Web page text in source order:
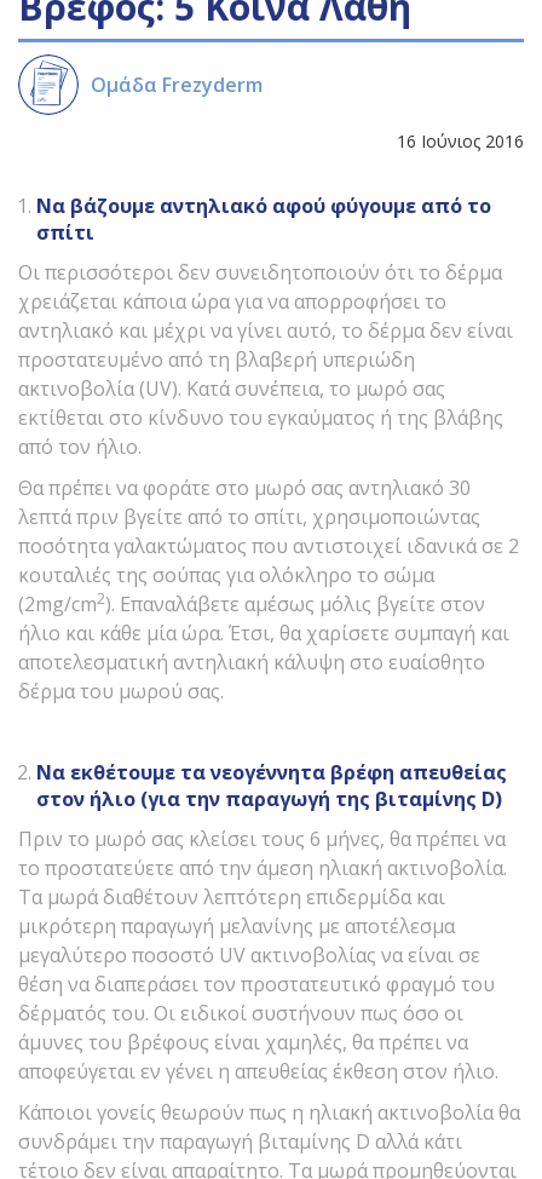
Ομάδα Frezyderm
16 Ιούνιος 2016
Να βάζουμε αντηλιακό αφού φύγουμε από το
σπίτι
Οι περισσότεροι δεν συνειδητοποιούν ότι το δέρμα
χρειάζεται κάποια ώρα για να απορροφήσει το
αντηλιακό και μέχρι να γίνει αυτό, το δέρμα δεν είναι
προστατευμένο από τη βλαβερή υπεριώδη
ακτινοβολία (UV). Κατά συνέπεια, το μωρό σας
εκτίθεται στο κίνδυνο του εγκαύματος ή της βλάβης
από τον ήλιο.
Θα πρέπει να φοράτε στο μωρό σας αντηλιακό 30
λεπτά πριν βγείτε από το σπίτι, χρησιμοποιώντας
ποσότητα γαλακτώματος που αντιστοιχεί ιδανικά σε 2
κουταλιές της σούπας για ολόκληρο το σώμα
(2mg/cm2). Επαναλάβετε αμέσως μόλις βγείτε στον
ήλιο και κάθε μία ώρα. Έτσι, θα χαρίσετε συμπαγή και
αποτελεσματική αντηλιακή κάλυψη στο ευαίσθητο
δέρμα του μωρού σας.
Να εκθέτουμε τα νεογέννητα βρέφη απευθείας
στον ήλιο (για την παραγωγή της βιταμίνης D)
Πριν το μωρό σας κλείσει τους 6 μήνες, θα πρέπει να
το προστατεύετε από την άμεση ηλιακή ακτινοβολία.
Τα μωρά διαθέτουν λεπτότερη επιδερμίδα και
μικρότερη παραγωγή μελανίνης με αποτέλεσμα
μεγαλύτερο ποσοστό UV ακτινοβολίας να είναι σε
θέση να διαπεράσει τον προστατευτικό φραγμό του
δέρματός του. Οι ειδικοί συστήνουν πως όσο οι
άμυνες του βρέφους είναι χαμηλές, θα πρέπει να
αποφεύγεται εν γένει η απευθείας έκθεση στον ήλιο.
Κάποιοι γονείς θεωρούν πως η ηλιακή ακτινοβολία θα
συνδράμει την παραγωγή βιταμίνης D αλλά κάτι
τέτοιο δεν είναι απαραίτητο. Τα μωρά προμηθεύονται